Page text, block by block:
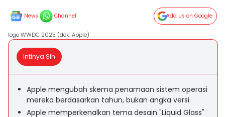
News Channel Add Us on Google
logo WWDC 2025 (dok. Apple)
Intinya Sih
Apple mengubah skema penamaan sistem operasi
mereka berdasarkan tahun, bukan angka versi.
Apple memperkenalkan tema desain "Liquid Glass"